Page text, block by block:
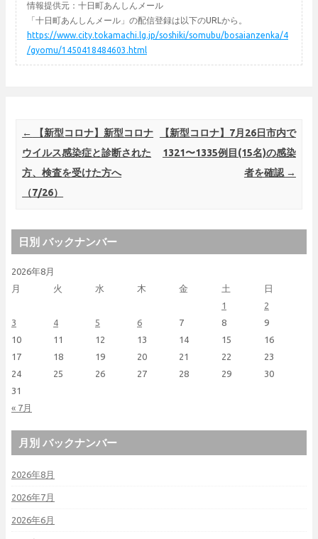
情報提供元：十日町あんしんメール
「十日町あんしんメール」の配信登録は以下のURLから。
https://www.city.tokamachi.lg.jp/soshiki/somubu/bosaianzenka/4
/gyomu/1450418484603.html
Post navigation
←
【新型コロナ】新型コロナ
ウイルス感染症と診断された
方、検査を受けた方へ
（7/26）
【新型コロナ】7月26日市内で
1321〜1335例目(15名)の感染
者を確認 →
日別 バックナンバー
2026年8月
月
火 水 木 金 土 日
« 7月
1
2
3
4 5 6 7 8
9
10
11 12 13 14 15
16
17
18 19 20 21 22
23
24
25 26 27 28 29
30
31
月別 バックナンバー
2026年8月
2026年7月
2026年6月